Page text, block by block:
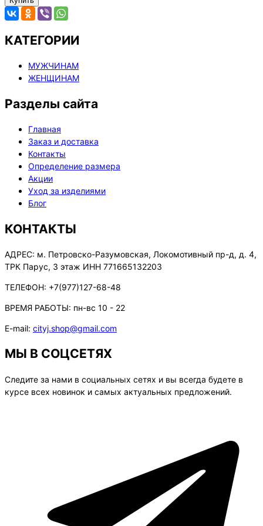
КАТЕГОРИИ
МУЖЧИНАМ
ЖЕНЩИНАМ
Разделы сайта
Главная
Заказ и доставка
Контакты
Определение размера
Акции
Уход за изделиями
Блог
КОНТАКТЫ
АДРЕС: м. Петровско-Разумовская, Локомотивный пр-д, д. 4,
ТРК Парус, 3 этаж ИНН 771665132203
ТЕЛЕФОН: +7(977)127-68-48
ВРЕМЯ РАБОТЫ: пн-вс 10 - 22
E-mail: cityj.shop@gmail.com
МЫ В СОЦСЕТЯХ
Следите за нами в социальных сетях и вы всегда будете в
курсе всех новинок и самых актуальных предложений.